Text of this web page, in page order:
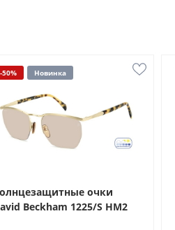
-50% Новинка
очки
Beckham 1225/S HM2